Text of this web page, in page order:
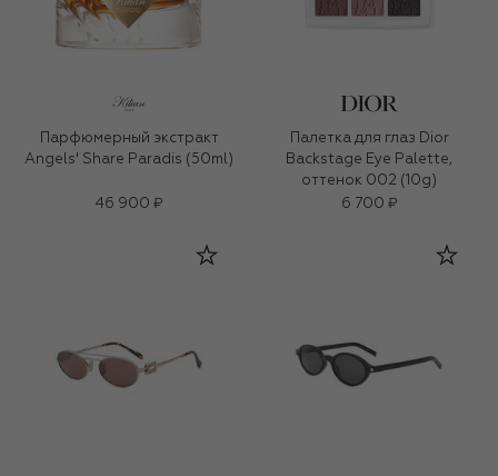
Парфюмерный экстракт
Angels' Share Paradis (50ml)
46 900 ₽
Палетка для глаз Dior
Backstage Eye Palette,
оттенок 002 (10g)
6 700 ₽